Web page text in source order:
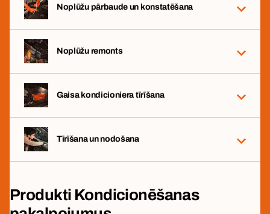
Noplūžu pārbaude un konstatēšana
Noplūžu remonts
Gaisa kondicioniera tīrīšana
Tīrīšana un nodošana
Produkti Kondicionēšanas